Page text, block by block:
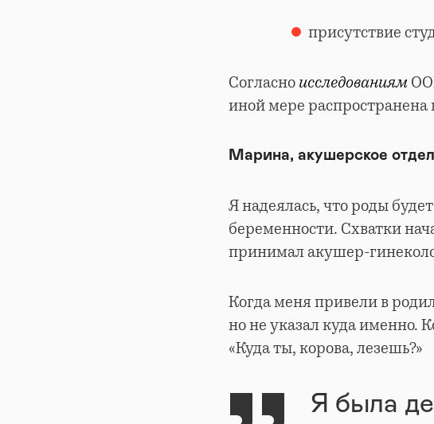
присутствие
Согласно исследованиям
иной мере распространена
Марина, акушерское
Я надеялась, что роды
беременности. Схватки
принимал акушер-
Когда меня привели в
но не указал куда именно.
«Куда ты, корова, лезешь?»
Я была